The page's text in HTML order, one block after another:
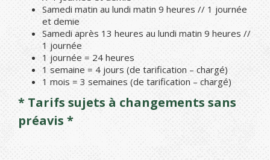
Samedi matin au lundi matin 9 heures // 1 journée
et demie
Samedi après 13 heures au lundi matin 9 heures //
1 journée
1 journée = 24 heures
1 semaine = 4 jours (de tarification – chargé)
1 mois = 3 semaines (de tarification – chargé)
* Tarifs sujets à changements sans
préavis *